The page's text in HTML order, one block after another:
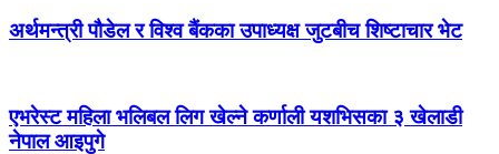
अर्थमन्त्री पौडेल र विश्व बैंकका उपाध्यक्ष जुटबीच शिष्टाचार भेट
एभरेस्ट महिला भलिबल लिग खेल्ने कर्णाली यशभिसका ३ खेलाडी
नेपाल आइपुगे